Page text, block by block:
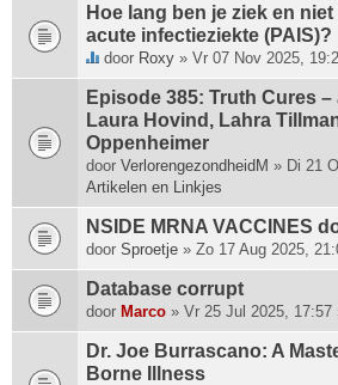
Hoe lang ben je ziek en
acute infectieziekte (PAIS)?
i
t
o
n
d
r
w
e
r
p
h
e
e
door Roxy » Vr 07 Nov 2025,
Episode 385: Truth Cures
Laura Hovind, Lahra
Oppenheimer
door VerlorengezondheidM » Di 21
Artikelen en Linkjes
NSIDE MRNA VACCINES
door Sproetje » Zo 17 Aug 2025,
Database corrupt
door Marco » Vr 25 Jul 2025, 17:57
Dr. Joe Burrascano: A
Borne Illness